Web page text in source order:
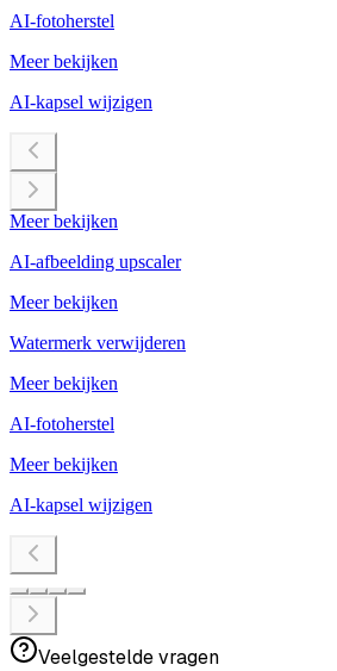
AI-fotoherstel
Meer bekijken
AI-kapsel wijzigen
Meer bekijken
AI-afbeelding upscaler
Meer bekijken
Watermerk verwijderen
Meer bekijken
AI-fotoherstel
Meer bekijken
AI-kapsel wijzigen
Veelgestelde vragen